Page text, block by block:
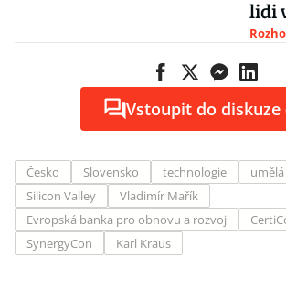
lidi
Vstoupit do diskuze
Česko Slovensko technologie
Silicon Valley
Vladimír Mařík
Evropská banka pro obnovu a rozvoj
SynergyCon
Karl Kraus